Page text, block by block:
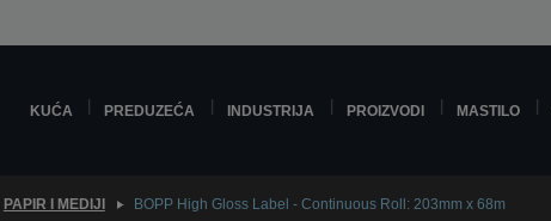
KUĆA PREDUZEĆA INDUSTRIJA PROIZVODI MASTILO
PAPIR I MEDIJI BOPP High Gloss Label - Continuous Roll: 203mm x 68m